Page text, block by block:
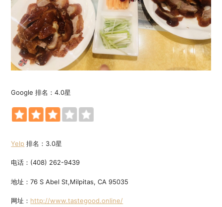
Google 排名：4.0星
Yelp 排名：3.0星
电话：(408) 262-9439
地址：76 S Abel St,Milpitas, CA 95035
网址： http://www.tastegood.online/